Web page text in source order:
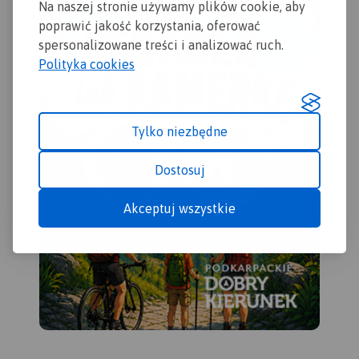
Na naszej stronie używamy plików cookie, aby
poprawić jakość korzystania, oferować
spersonalizowane treści i analizować ruch.
Polityka cookies
Tylko niezbędne
Dostosuj
Akceptuj wszystkie
ciekawych miejsc.
aktualne przebiegi szlaków
pieszych, rowerowych,
konnych, nordic walking i